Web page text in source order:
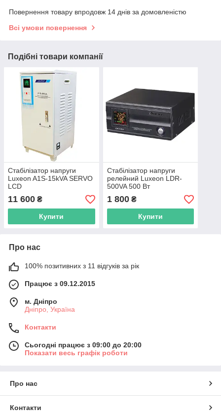
Повернення товару впродовж 14 днів за домовленістю
Всі умови повернення
Подібні товари компанії
Стабілізатор напруги
Luxeon A1S-15kVA SERVO
LCD
11 600 ₴
Купити
Стабілізатор напруги
релейний Luxeon LDR-
500VA 500 Вт
1 800₴
Купити
Про нас
100% позитивних з 11 відгуків за рік
Працює з 09.12.2015
м. Дніпро
Дніпро, Україна
Контакти
Сьогодні працює з 09:00 до 20:00
Показати весь графік роботи
Про нас
Контакти